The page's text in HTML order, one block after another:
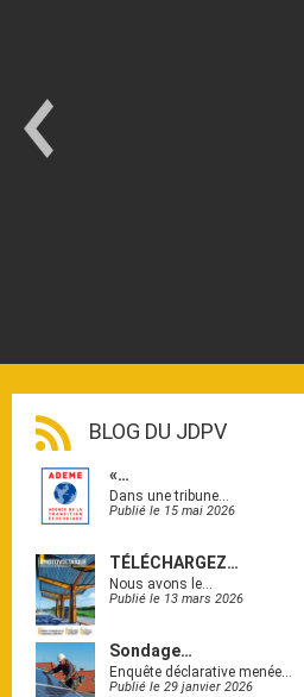
BLOG DU JDPV
«…
Dans une tribune…
Publié le 15 mai 2026
TÉLÉCHARGEZ…
Nous avons le…
Publié le 13 mars 2026
Sondage…
Enquête déclarative menée…
Publié le 29 janvier 2026